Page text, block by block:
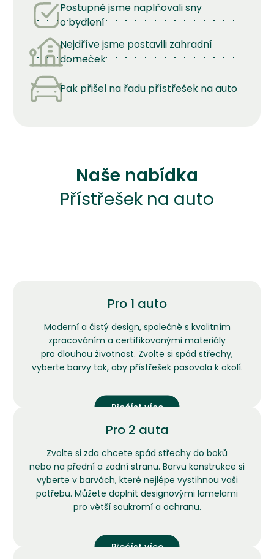
Postupně jsme naplňovali sny
o bydlení
Nejdříve jsme postavili zahradní
domeček
Pak přišel na řadu přístřešek na auto
Naše nabídka
Přístřešek na auto
Pro 1 auto
Moderní a čistý design, společně s kvalitním
zpracováním a certifikovanými materiály
pro dlouhou životnost. Zvolte si spád střechy,
vyberte barvy tak, aby přístřešek pasovala k okolí.
Přečíst více
Pro 2 auta
Zvolte si zda chcete spád střechy do boků
nebo na přední a zadní stranu. Barvu konstrukce si
vyberte v barvách, které nejlépe vystihnou vaši
potřebu. Můžete doplnit designovými lamelami
pro větší soukromí a ochranu.
Přečíst více